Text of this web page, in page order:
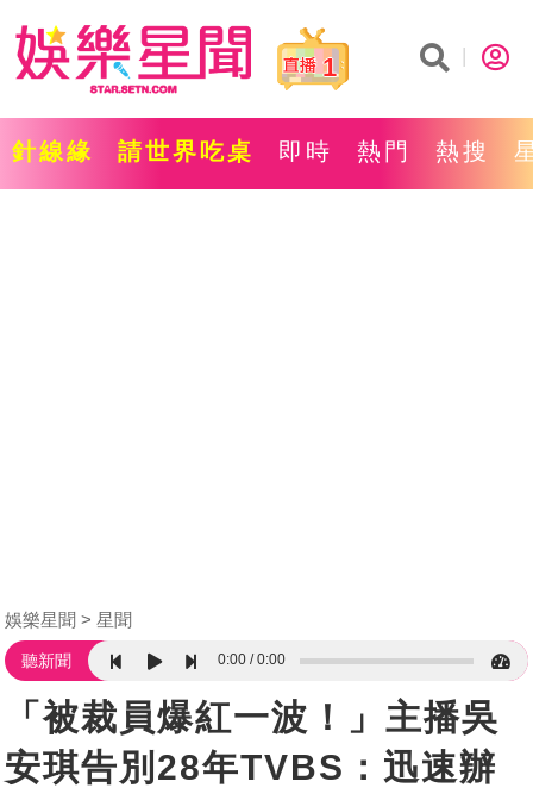
1
針線緣 請世界吃桌 即時 熱門 熱搜
娛樂星聞 星聞
聽新聞 0:00 0:00
「被裁員爆紅一波！」主播吳
安琪告別28年TVBS：迅速辦